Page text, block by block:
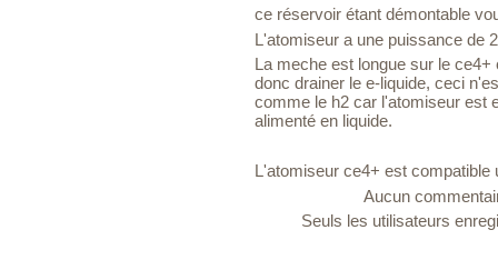
ce réservoir étant démontable
L'atomiseur a une puissance de
La meche est longue sur le
donc drainer le e-liquide, ceci
comme le h2 car l'atomiseur est
alimenté en liquide.
L'atomiseur ce4+ est
Aucun
Seuls les utilisateurs